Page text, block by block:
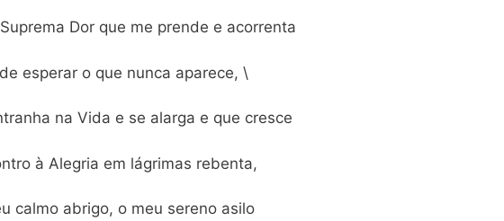
Dor que me prende e acorrenta
esperar o que nunca aparece, \
na Vida e se alarga e que cresce
à Alegria em lágrimas rebenta,
calmo abrigo, o meu sereno asilo